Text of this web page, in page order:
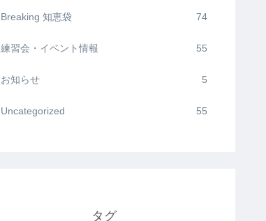
Breaking 知恵袋 74
練習会・イベント情報 55
お知らせ 5
Uncategorized 55
タグ